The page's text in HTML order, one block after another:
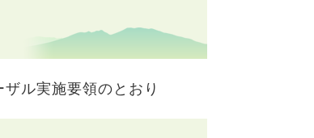
ル実施要領のとおり